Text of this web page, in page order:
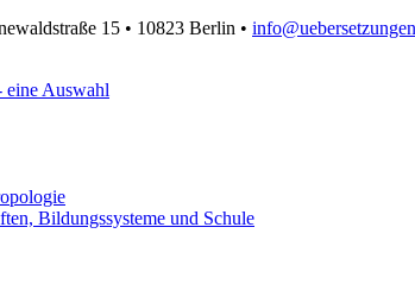
15 • 10823 Berlin •
eine Auswahl
Bildungssysteme und Schule